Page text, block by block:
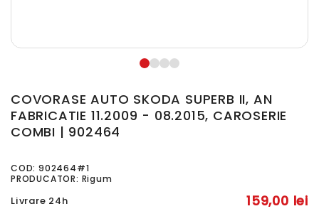
COVORASE AUTO SKODA SUPERB II, AN
FABRICATIE 11.2009 - 08.2015, CAROSERIE
COMBI | 902464
COD: 902464#1
PRODUCATOR: Rigum
Livrare 24h 159,00 lei